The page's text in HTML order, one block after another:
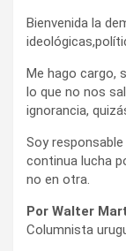
Bienvenida la
Me hago cargo,
lo que no nos
ignorancia,
Soy
continua lucha
no en otra.
Por Walter
Columnista